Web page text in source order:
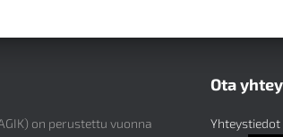
on perustettu vuonna
Ota
Yhteystiedot